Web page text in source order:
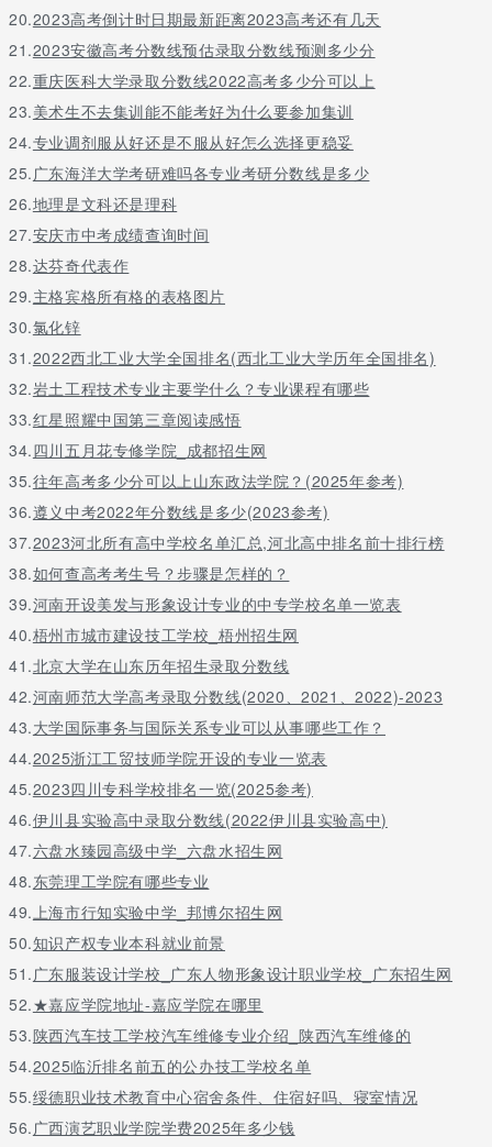
20.2023高考倒计时日期最新距离2023高考还有几天
21.2023安徽高考分数线预估录取分数线预测多少分
22.重庆医科大学录取分数线2022高考多少分可以上
23.美术生不去集训能不能考好为什么要参加集训
24.专业调剂服从好还是不服从好怎么选择更稳妥
25. 广东海洋大学考研难吗各专业考研分数线是多少
26.地理是文科还是理科
27.安庆市中考成绩查询时间
28.达芬奇代表作
29.主格宾格所有格的表格图片
30.氯化锌
31.2022西北工业大学全国排名(西北工业大学历年全国排名)
32.岩土工程技术专业主要学什么？专业课程有哪些
33.红星照耀中国第三章阅读感悟
34.四川五月花专修学院_成都招生网
35.往年高考多少分可以上山东政法学院？(2025年参考)
36.遵义中考2022年分数线是多少(2023参考)
37.2023河北所有高中学校名单汇总,河北高中排名前十排行榜
38.如何查高考考生号？步骤是怎样的？
39.河南开设美发与形象设计专业的中专学校名单一览表
40.梧州市城市建设技工学校_梧州招生网
41.北京大学在山东历年招生录取分数线
42.河南师范大学高考录取分数线(2020、2021、2022)-2023
43.大学国际事务与国际关系专业可以从事哪些工作？
44.2025浙江工贸技师学院开设的专业一览表
45.2023四川专科学校排名一览(2025参考)
46.伊川县实验高中录取分数线(2022伊川县实验高中)
47.六盘水臻园高级中学_六盘水招生网
48.东莞理工学院有哪些专业
49. 上海市行知实验中学_邦博尔招生网
50.知识产权专业本科就业前景
51. 广东服装设计学校_广东人物形象设计职业学校_广东招生网
52.★嘉应学院地址-嘉应学院在哪里
53.陕西汽车技工学校汽车维修专业介绍_陕西汽车维修的
54.2025临沂排名前五的公办技工学校名单
55.绥德职业技术教育中心宿舍条件、住宿好吗、寝室情况
56. 广西演艺职业学院学费2025年多少钱